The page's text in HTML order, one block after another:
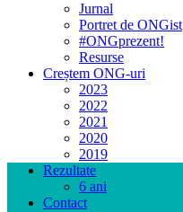
Jurnal
Portret de ONGist
#ONGprezent!
Resurse
Creștem ONG-uri
2023
2022
2021
2020
2019
Rezultate
6 ani
Contact